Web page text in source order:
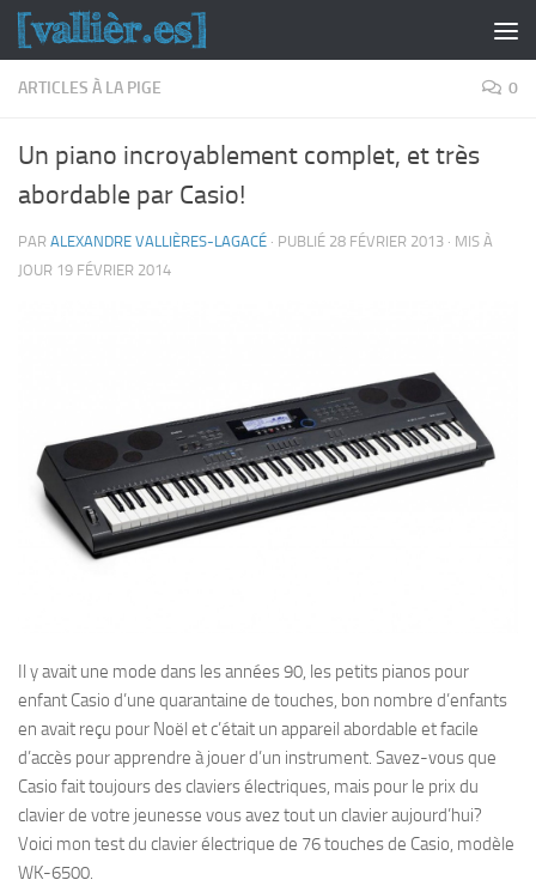
Skip to content
ARTICLES À LA PIGE 0
Un piano incroyablement complet, et très
abordable par Casio!
PAR ALEXANDRE VALLIÈRES-LAGACÉ · PUBLIÉ 28 FÉVRIER 2013 · MIS À
JOUR 19 FÉVRIER 2014
Il y avait une mode dans les années 90, les petits pianos pour
enfant Casio d’une quarantaine de touches, bon nombre d’enfants
en avait reçu pour Noël et c’était un appareil abordable et facile
d’accès pour apprendre à jouer d’un instrument. Savez-vous que
Casio fait toujours des claviers électriques, mais pour le prix du
clavier de votre jeunesse vous avez tout un clavier aujourd’hui?
Voici mon test du clavier électrique de 76 touches de Casio, modèle
WK-6500.